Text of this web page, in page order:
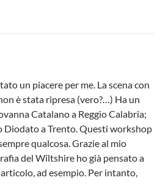
un piacere per me. La scena con
è stata ripresa (vero?…) Ha un
Catalano a Reggio Calabria;
Diodato a Trento. Questi workshop
qualcosa. Grazie al mio
del Wiltshire ho già pensato a
ad esempio. Per intanto,